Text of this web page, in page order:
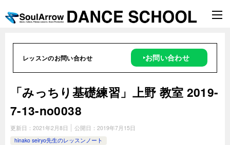
レッスンのお問い合わせ ‣お問い合わせ
「みっちり基礎練習」上野 教室 2019-
7-13-no0038
更新日： 2021年2月8日 公開日： 2019年7月15日
hinako seiryo先生のレッスンノート